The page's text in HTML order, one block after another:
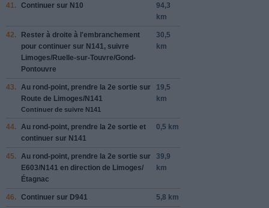
41. Continuer sur N10
94,3
km
42. Rester à droite à l'embranchement
pour continuer sur N141 , suivre
Limoges/Ruelle-sur-Touvre/Gond-
Pontouvre
30,5
km
43. Au rond-point, prendre la 2e sortie sur
Route de Limoges/N141
Continuer de suivre N141
19,5
km
44. Au rond-point, prendre la 2e sortie et
continuer sur N141
0,5 km
45. Au rond-point, prendre la 2e sortie sur
E603/N141 en direction de Limoges/
Étagnac
39,9
km
46. Continuer sur D941 5,8 km